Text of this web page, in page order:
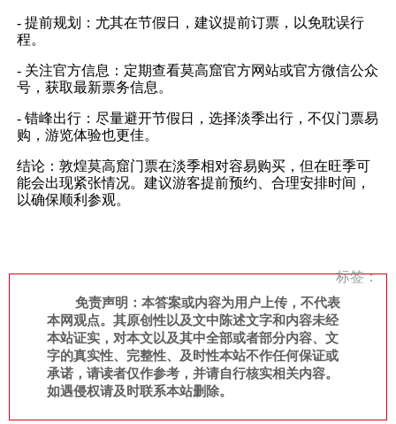
- 提前规划：尤其在节假日，建议提前订票，以免耽误行
程。
- 关注官方信息：定期查看莫高窟官方网站或官方微信公众
号，获取最新票务信息。
- 错峰出行：尽量避开节假日，选择淡季出行，不仅门票易
购，游览体验也更佳。
结论：敦煌莫高窟门票在淡季相对容易购买，但在旺季可
能会出现紧张情况。建议游客提前预约、合理安排时间，
以确保顺利参观。
标签：
免责声明：本答案或内容为用户上传，不代表
本网观点。其原创性以及文中陈述文字和内容未经
本站证实，对本文以及其中全部或者部分内容、文
字的真实性、完整性、及时性本站不作任何保证或
承诺，请读者仅作参考，并请自行核实相关内容。
如遇侵权请及时联系本站删除。